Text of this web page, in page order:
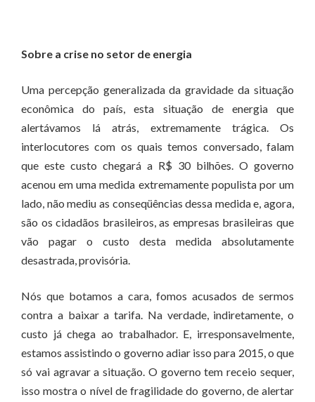
Sobre a crise no setor de energia
Uma percepção generalizada da gravidade da situação
econômica do país, esta situação de energia que
alertávamos lá atrás, extremamente trágica. Os
interlocutores com os quais temos conversado, falam
que este custo chegará a R$ 30 bilhões. O governo
acenou em uma medida extremamente populista por um
lado, não mediu as conseqüências dessa medida e, agora,
são os cidadãos brasileiros, as empresas brasileiras que
vão pagar o custo desta medida absolutamente
desastrada, provisória.
Nós que botamos a cara, fomos acusados de sermos
contra a baixar a tarifa. Na verdade, indiretamente, o
custo já chega ao trabalhador. E, irresponsavelmente,
estamos assistindo o governo adiar isso para 2015, o que
só vai agravar a situação. O governo tem receio sequer,
isso mostra o nível de fragilidade do governo, de alertar